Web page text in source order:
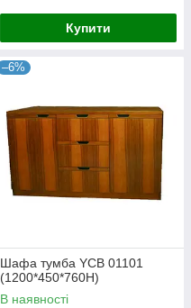
Купити
–6%
Шафа тумба YCB 01101
(1200*450*760H)
В наявності